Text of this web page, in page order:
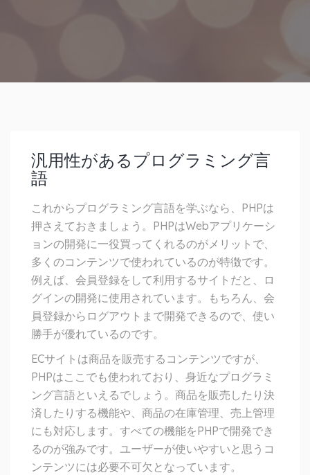
汎用性があるプログラミング言
語
これからプログラミング言語を学ぶなら、PHPは
押さえておきましょう。PHPはWebアプリケーシ
ョンの開発に一役買ってくれるのがメリットで、
多くのコンテンツで使われているのが特徴です。
例えば、会員登録をして利用するサイトだと、ロ
グインの開発に使用されています。もちろん、会
員登録からログアウトまで開発できるので、使い
勝手が優れているのです。
ECサイトは商品を販売するコンテンツですが、
PHPはここでも使われており、身近なプログラミ
ング言語といえるでしょう。商品を販売したり決
済したりする機能や、商品の在庫管理、売上管理
にも対応します。すべての機能をPHPで開発でき
るのが強みです。ユーザーが使いやすいと思うコ
ンテンツには必要不可欠となっています。